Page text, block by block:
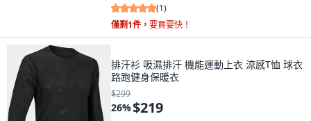
(1)
僅剩1件， 要買要快！
排汗衫 吸濕排汗 機能運動上衣 涼感T恤 球衣
路跑健身保暖衣
$299
26%$219